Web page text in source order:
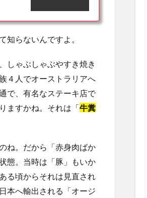
知らないんですよ。
しゃぶしゃぶやすき焼き
４人でオーストラリアへ
で、有名なステーキ店で
ますかね。それは「牛糞
ね。だから「赤身肉ばか
態。当時は「豚」もいか
る頃からそれは見直され
本へ輸出される「オージ